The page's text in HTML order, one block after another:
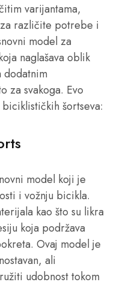
varijantama,
različite potrebe i
model za
naglašava oblik
dodatnim
za svakoga. Evo
šortseva:
model koji je
i vožnju bicikla.
kao što su likra
koja podržava
Ovaj model je
ali
udobnost tokom